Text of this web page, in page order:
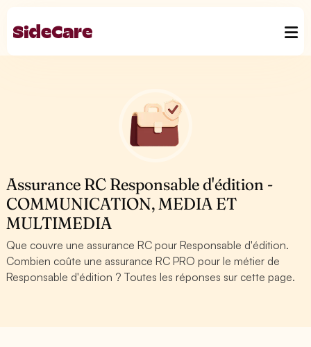
Assurance RC Responsable d'édition -
COMMUNICATION, MEDIA ET
MULTIMEDIA
Que couvre une assurance RC pour Responsable d'édition.
Combien coûte une assurance RC PRO pour le métier de
Responsable d'édition ? Toutes les réponses sur cette page.